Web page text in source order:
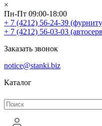
×
Пн-Пт 09:00-18:00
+ 7 (4212) 56-24-39
+ 7 (4212) 56-03-03
Заказать звонок
notice@stanki.biz
Каталог